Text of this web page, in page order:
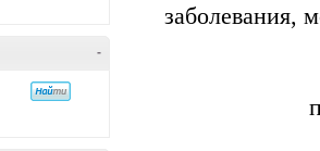
-
заболевания,